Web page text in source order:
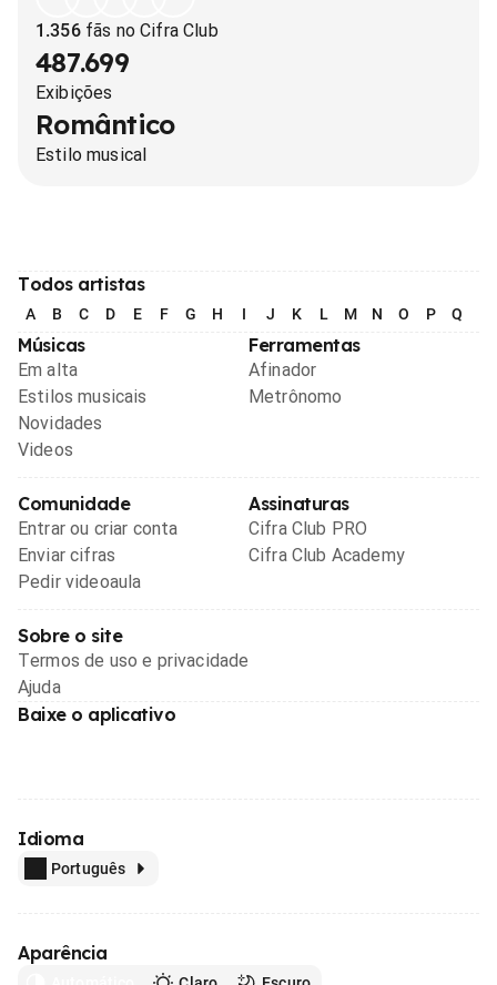
1.356fãs no Cifra Club
487.699
Exibições
Romântico
Estilo musical
Todos artistas
A B C D E F G H I J K L M N O P Q
Músicas
Em alta
Estilos musicais
Novidades
Videos
Ferramentas
Afinador
Metrônomo
Comunidade
Entrar ou criar conta
Enviar cifras
Pedir videoaula
Assinaturas
Cifra Club PRO
Cifra Club Academy
Sobre o site
Termos de uso e privacidade
Ajuda
Baixe o aplicativo
Idioma
Português
Aparência